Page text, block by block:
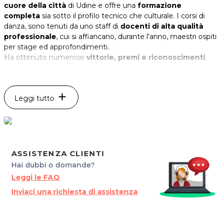
cuore della città di Udine e offre una formazione
completa sia sotto il profilo tecnico che culturale. I corsi di
danza, sono tenuti da uno staff di docenti di alta qualità
professionale, cui si affiancano, durante l’anno, maestri ospiti
per stage ed approfondimenti.
Ha ottenuto numerose vittorie, premi e riconoscimenti.
FORMAZIONE!
DANZA & FORMAZIONE
Tel. 0432 500070
Cel. 3202794208
Per ulteriori informazioni sull'offerta o sulle modalità di
Leggi tutto add
ASSISTENZA CLIENTI
Hai dubbi o domande?
Leggi le FAQ
Inviaci una richiesta di assistenza